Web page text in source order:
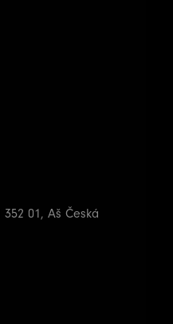
352 01, Aš Česká